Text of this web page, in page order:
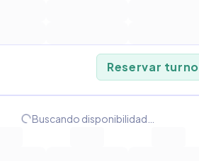
Reservar turno
progress_activityBuscando disponibilidad…